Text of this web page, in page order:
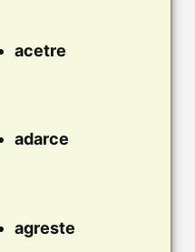
acetre
adarce
agreste